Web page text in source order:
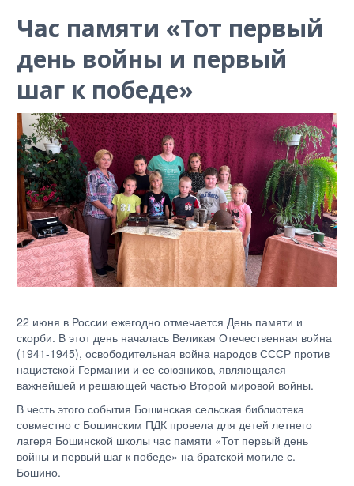
Час памяти «Тот первый
день войны и первый
шаг к победе»
22 июня в России ежегодно отмечается День памяти и
скорби. В этот день началась Великая Отечественная война
(1941-1945), освободительная война народов СССР против
нацистской Германии и ее союзников, являющаяся
важнейшей и решающей частью Второй мировой войны.
В честь этого события Бошинская сельская библиотека
совместно с Бошинским ПДК провела для детей летнего
лагеря Бошинской школы час памяти «Тот первый день
войны и первый шаг к победе» на братской могиле с.
Бошино.